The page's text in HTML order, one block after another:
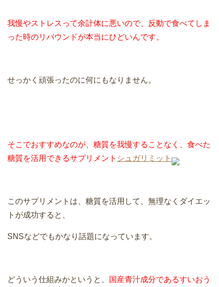
我慢やストレスって余計体に悪いので、反動で食べてしま
った時のリバウンドが本当にひどいんです。
せっかく頑張ったのに何にもなりません。
そこでおすすめなのが、糖質を我慢することなく、食べた
糖質を活用できるサプリメント シュガリミット
このサプリメントは、糖質を活用して、無理なくダイエッ
トが成功すると、
SNSなどでもかなり話題になっています。
どういう仕組みかというと、 国産青汁成分であるすいおう